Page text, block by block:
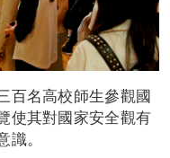
百名高校師生參觀國
使其對國家安全觀有
。